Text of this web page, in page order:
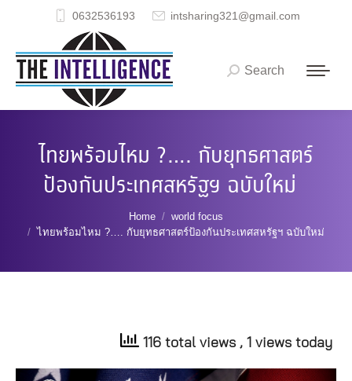
0632536193 intsharing321@gmail.com
Search:
Search
ไทยพร้อมไหม ?…. กับยุทธศาสตร์
ป้องกันประเทศสหรัฐฯ ฉบับใหม่
Home
world focus
ไทยพร้อมไหม ?…. กับยุทธศาสตร์ป้องกันประเทศสหรัฐฯ ฉบับใหม่
116 total views , 1 views today